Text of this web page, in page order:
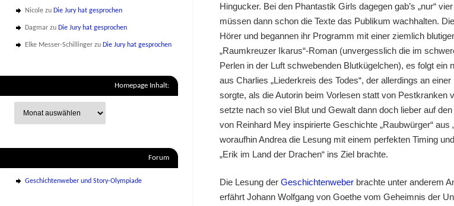
Hingucker. Bei den Phantastik Girls dagegen gab’s „nur“
müssen dann schon die Texte das Publikum wachhalten.
Hörer und begannen ihr Programm mit einer ziemlich
„Raumkreuzer Ikarus“-Roman (unvergesslich die im
Perlen in der Luft schwebenden Blutkügelchen), es folgt ein
aus Charlies „Liederkreis des Todes“, der allerdings an
sorgte, als die Autorin beim Vorlesen statt von Pestkranken
setzte nach so viel Blut und Gewalt dann doch lieber auf
von Reinhard Mey inspirierte Geschichte „Raubwürger“ aus
woraufhin Andrea die Lesung mit einem perfekten Timing
„Erik im Land der Drachen“ ins Ziel brachte.
Die Lesung der Geschichtenweber brachte unter anderem
erfährt Johann Wolfgang von Goethe vom Geheimnis der
Nicole zu Die Jury hat gesprochen
Dagmar zu Die Jury hat gesprochen
Elke Messer-Schillinger zu Die Jury hat gesprochen
Homepage Inhalt:
Forum
Geschichtenweber und Story-Olympiade